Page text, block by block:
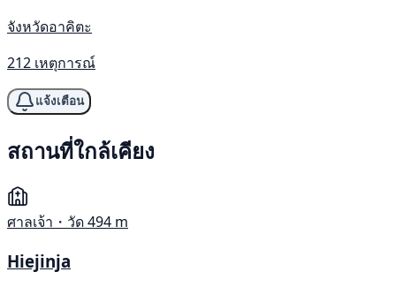
จังหวัดอาคิตะ
212 เหตุการณ์
แจ้งเตือน
สถานที่ใกล้เคียง
ศาลเจ้า・วัด494 m
Hiejinja